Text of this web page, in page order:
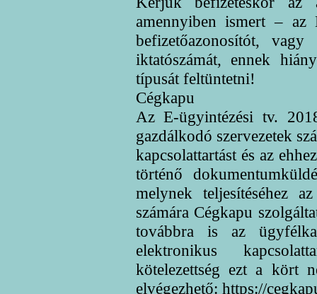
amennyiben ismert – az
befizetőazonosítót,
iktatószámát, ennek
típusát feltüntetni!
Cégkapu
Az E-ügyintézési tv.
gazdálkodó szervezetek
kapcsolattartást és az
történő
melynek teljesítéséhez
számára Cégkapu
továbbra is az
elektronikus
kötelezettség ezt a kört
elvégezhető: https://